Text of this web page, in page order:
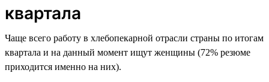
квартала
Чаще всего работу в хлебопекарной отрасли страны по итогам
квартала и на данный момент ищут женщины (72% резюме
приходится именно на них).